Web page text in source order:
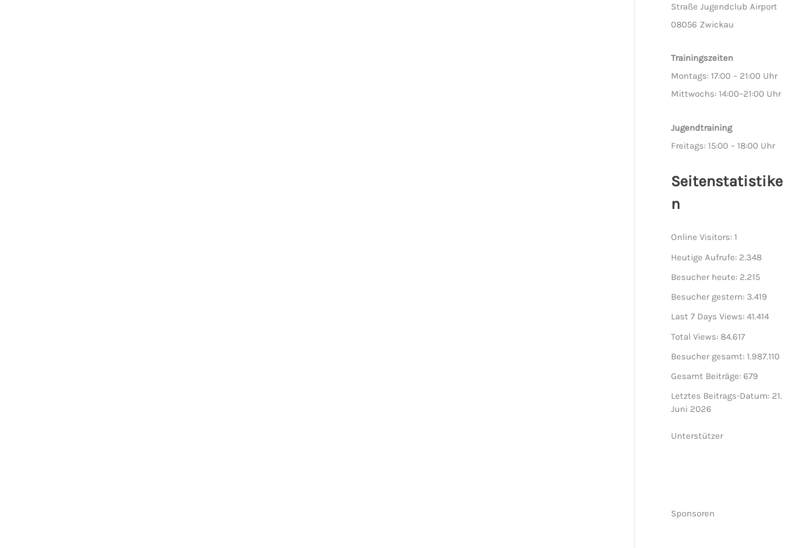
Straße Jugendclub Airport
08056 Zwickau
Trainingszeiten
Montags: 17:00 – 21:00 Uhr
Mittwochs: 14:00–21:00 Uhr
Jugendtraining
Freitags: 15:00 – 18:00 Uhr
Seitenstatistike
n
Online Visitors:1
Heutige Aufrufe: 2.348
Besucher heute: 2.215
Besucher gestern: 3.419
Last 7 Days Views:41.414
Total Views: 84.617
Besucher gesamt:1.987.110
Gesamt Beiträge:679
Letztes Beitrags-Datum: 21.
Juni 2026
Unterstützer
Sponsoren